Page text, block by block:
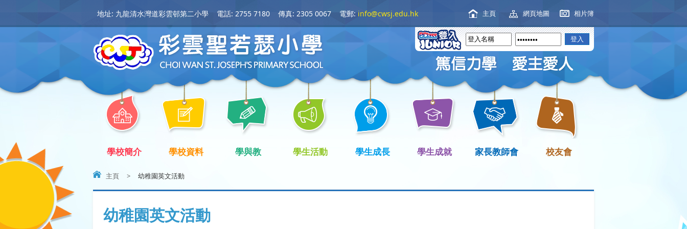
地址: 九龍清水灣道彩雲邨第二小學 電話: 2755 7180 傳真: 2305 0067 電郵: info@cwsj.edu.hk 主頁 網頁地圖 相片簿
學校簡介 學校資料 學與教 學生活動 學生成長 學生成就 家長教師會 校友會
主頁 > 幼稚園英文活動
幼稚園英文活動